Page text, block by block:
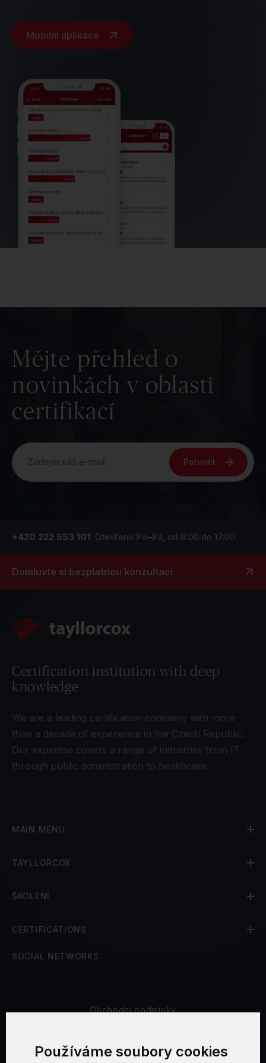
Používáme soubory cookies
Mobilní aplikace
Mějte přehled o
novinkách v oblasti
certifikací
Potvrdit
+420 222 553 101 Otevřeno Po–Pá, od 9:00 do 17:00
Domluvte si bezplatnou konzultaci
Certification institution with deep
knowledge
We are a leading certification company with more
than a decade of experience in the Czech Republic.
Our expertise covers a range of industries from IT
through public administration to healthcare.
MAIN MENU
TAYLLORCOX
ŠKOLENÍ
CERTIFICATIONS
SOCIAL NETWORKS
Obchodní podmínky